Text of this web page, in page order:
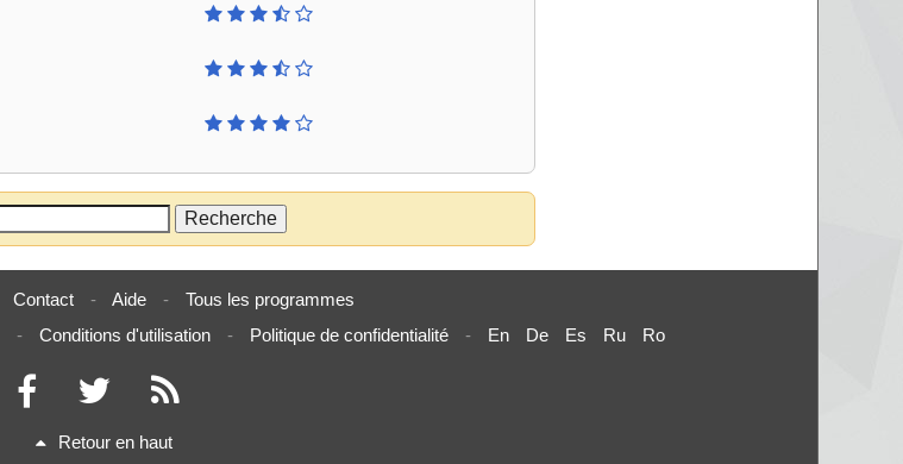
Contact - Aide -
Tous les programmes
- Conditions d'utilisation - Politique de confidentialité - En De Es Ru Ro
Retour en haut